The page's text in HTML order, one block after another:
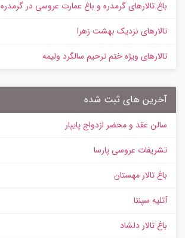
باغ تالارهای گرمدره و باغ عمارت عروسی در گرمدره
تالارهای نزدیک بهشت زهرا
تالارهای ویژه ختم ترحیم سالگرد ولیمه
آخرین های ثبت شده
سالن عقد و محضر ازدواج پایپار
تشریفات عروسی پارسا
باغ تالار مهستان
آتلیه سپنتا
باغ تالار دلشاد